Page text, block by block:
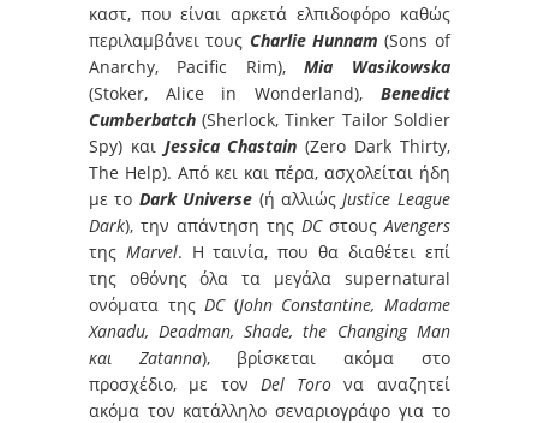
καστ, που είναι αρκετά ελπιδοφόρο καθώς
περιλαμβάνει τους Charlie Hunnam (Sons of
Anarchy, Pacific Rim),Mia Wasikowska
(Stoker, Alice in Wonderland), Benedict
Cumberbatch (Sherlock, Tinker Tailor Soldier
Spy) και Jessica Chastain (Zero Dark Thirty,
The Help). Από κει και πέρα, ασχολείται ήδη
με το Dark Universe (ή αλλιώςJustice League
Dark), την απάντηση της DCστουςAvengers
της Marvel. Η ταινία, που θα διαθέτει επί
της οθόνης όλα τα μεγάλα supernatural
ονόματα τηςDC(John Constantine, Madame
Xanadu, Deadman, Shade, the Changing Man
και Zatanna), βρίσκεται ακόμα στο
προσχέδιο, με τον Del Toro να αναζητεί
ακόμα τον κατάλληλο σεναριογράφο για το